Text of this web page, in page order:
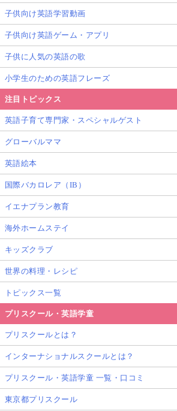
子供向け英語学習動画
子供向け英語ゲーム・アプリ
子供に人気の英語の歌
小学生のための英語フレーズ
注目トピックス
英語子育て専門家・スペシャルゲスト
グローバルママ
英語絵本
国際バカロレア（IB）
イエナプラン教育
海外ホームステイ
キッズクラブ
世界の料理・レシピ
トピックス一覧
プリスクール・英語学童
プリスクールとは？
インターナショナルスクールとは？
プリスクール・英語学童 一覧・口コミ
東京都プリスクール